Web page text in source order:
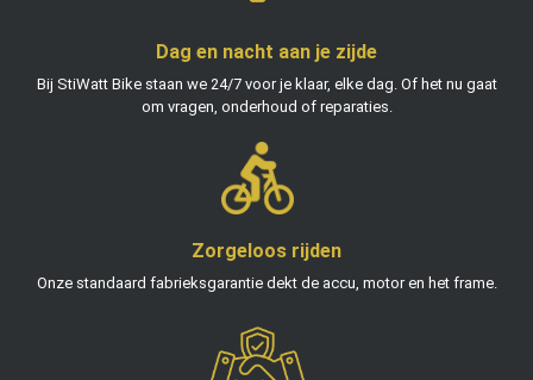
Dag en nacht aan je zijde
Bij StiWatt Bike staan we 24/7 voor je klaar, elke dag. Of het nu gaat
om vragen, onderhoud of reparaties.
Zorgeloos rijden
Onze standaard fabrieksgarantie dekt de accu, motor en het frame.